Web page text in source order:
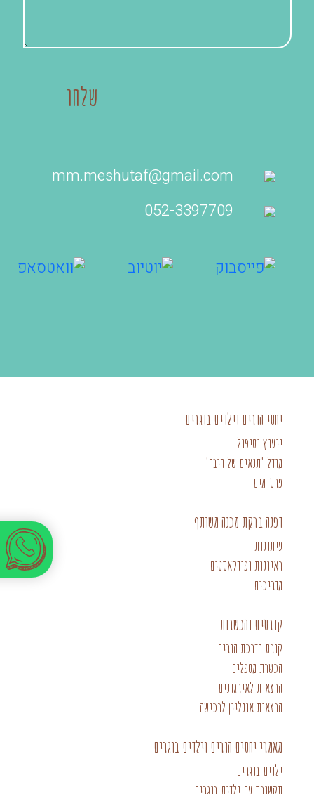
mm.meshutaf@gmail.com
052-3397709‬
יחסי הורים וילדים בוגרים
ייעוץ וטיפול
מודל 'תנאים של חיבה'
פרסומים
דפנה ברקת מכנה משותף
עיתונות
ראיונות ופודקאסטים
מדריכים
קורסים והכשרות
קורס הדרכת הורים
הכשרת מטפלים
הרצאות לאירגונים
הרצאות אונליין לרכישה
מאמרי יחסים הורים וילדים בוגרים
ילדים בוגרים
תקשורת עם ילדים בוגרים